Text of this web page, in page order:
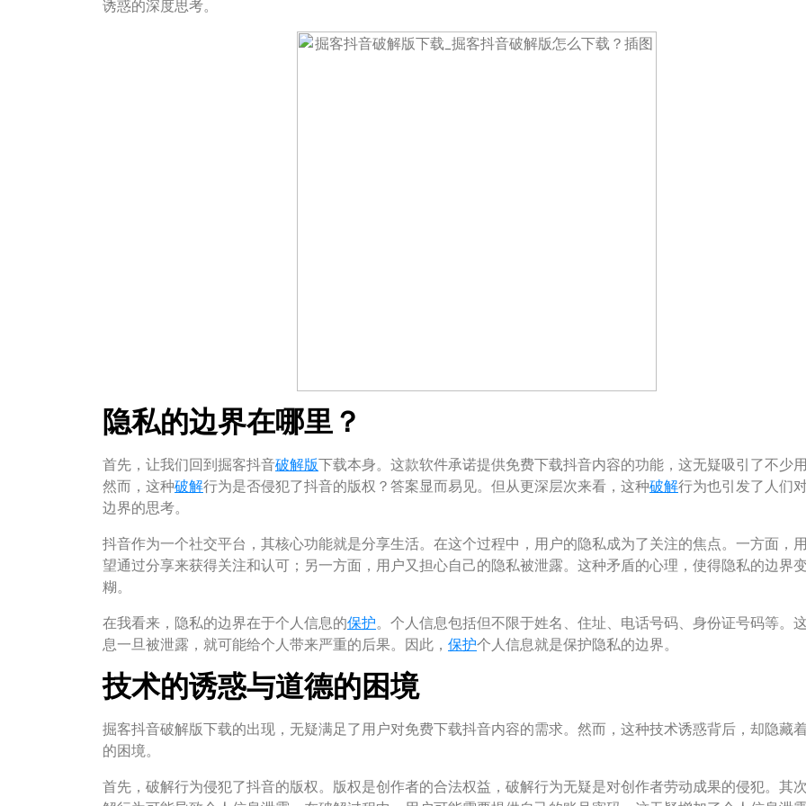
诱惑的深度思考。
隐私的边界在哪里？
首先，让我们回到掘客抖音破解版下载本身。这款软件承诺提供免费下载抖音内容的功能，这无疑吸引了不少
然而，这种破解行为是否侵犯了抖音的版权？答案显而易见。但从更深层次来看，这种破解行为也引发了人们
边界的思考。
抖音作为一个社交平台，其核心功能就是分享生活。在这个过程中，用户的隐私成为了关注的焦点。一方面，
望通过分享来获得关注和认可；另一方面，用户又担心自己的隐私被泄露。这种矛盾的心理，使得隐私的边界
糊。
在我看来，隐私的边界在于个人信息的保护。个人信息包括但不限于姓名、住址、电话号码、身份证号码等。
息一旦被泄露，就可能给个人带来严重的后果。因此， 保护个人信息就是保护隐私的边界。
技术的诱惑与道德的困境
掘客抖音破解版下载的出现，无疑满足了用户对免费下载抖音内容的需求。然而，这种技术诱惑背后，却隐藏
的困境。
首先，破解行为侵犯了抖音的版权。版权是创作者的合法权益，破解行为无疑是对创作者劳动成果的侵犯。其